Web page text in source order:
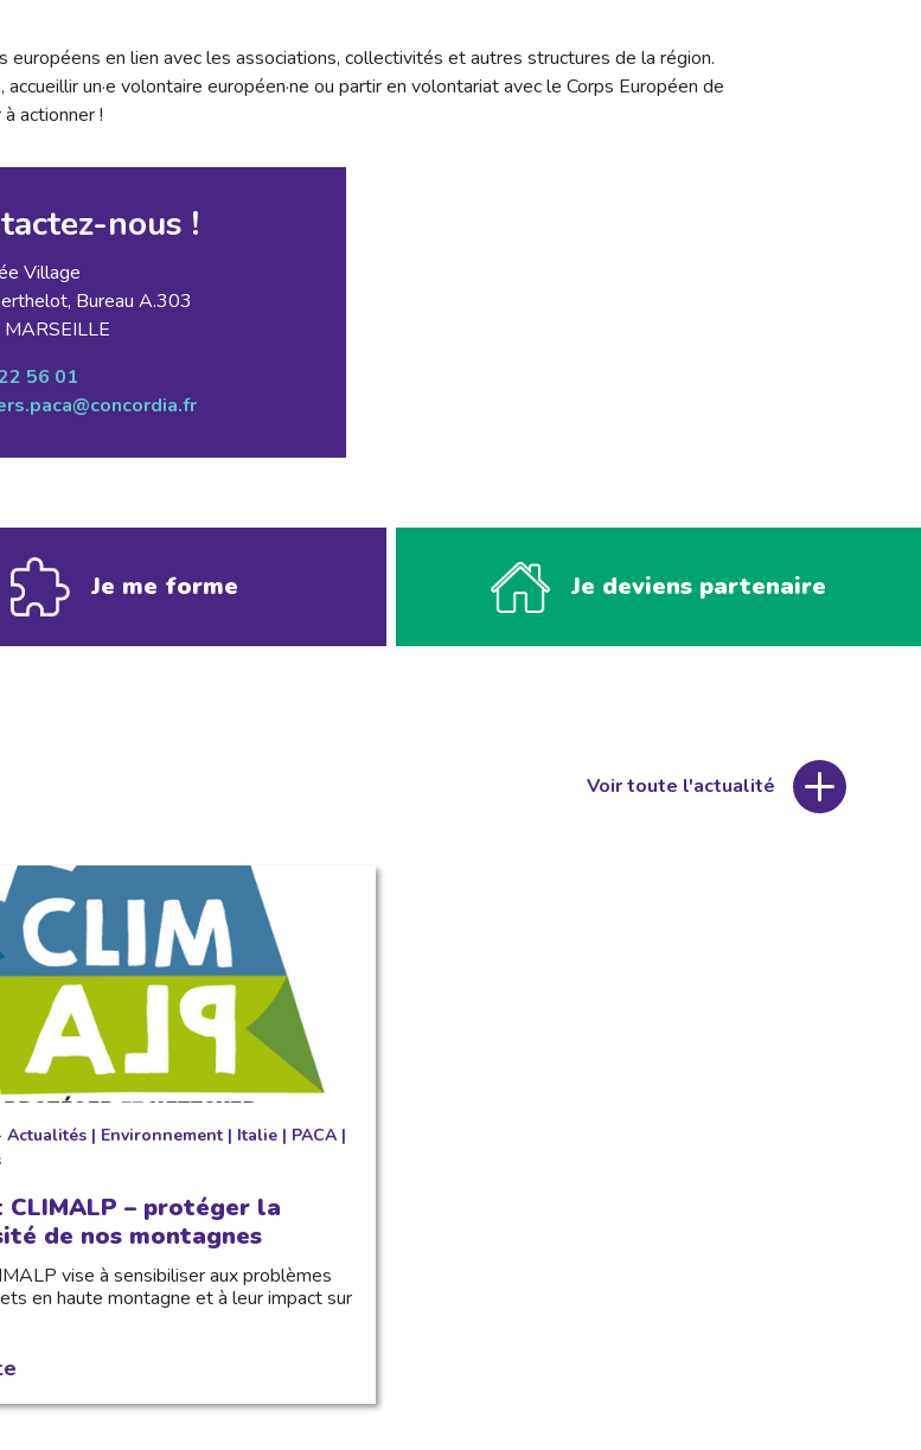
en lien avec les associations, collectivités et autres structures de la région.
un·e volontaire européen·ne ou partir en volontariat avec le Corps Européen de
actionner !
nous !
Village
Bureau A.303
56 01
Je me forme Je deviens partenaire
Voir toute l'actualité
Actualités| Environnement| Italie| PACA|
– protéger la
de nos montagnes
vise à sensibiliser aux problèmes
en haute montagne et à leur impact sur